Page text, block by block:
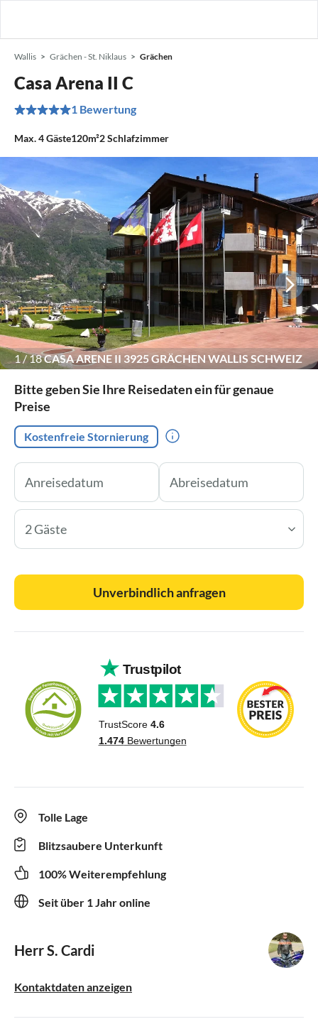
Wallis Grächen - St. Niklaus Grächen
Casa Arena II C
1 Bewertung
Max.4Gäste120m²2Schlafzimmer
1/18CASA ARENE II 3925 GRÄCHEN WALLIS SCHWEIZ
Bitte geben Sie Ihre Reisedaten ein für genaue
Preise
Kostenfreie Stornierung
2 Gäste
Unverbindlich anfragen
Tolle Lage
Blitzsaubere Unterkunft
100% Weiterempfehlung
Seit über 1 Jahr online
Herr S. Cardi
Kontaktdaten anzeigen